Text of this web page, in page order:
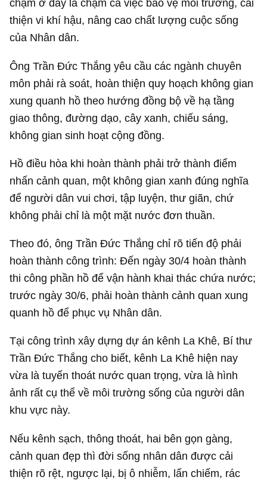
chậm ở đây là chậm cả việc bảo vệ môi trường, cải
thiện vi khí hậu, nâng cao chất lượng cuộc sống
của Nhân dân.
Ông Trần Đức Thắng yêu cầu các ngành chuyên
môn phải rà soát, hoàn thiện quy hoạch không gian
xung quanh hồ theo hướng đồng bộ về hạ tầng
giao thông, đường dạo, cây xanh, chiếu sáng,
không gian sinh hoạt cộng đồng.
Hồ điều hòa khi hoàn thành phải trở thành điểm
nhấn cảnh quan, một không gian xanh đúng nghĩa
để người dân vui chơi, tập luyện, thư giãn, chứ
không phải chỉ là một mặt nước đơn thuần.
Theo đó, ông Trần Đức Thắng chỉ rõ tiến độ phải
hoàn thành công trình: Đến ngày 30/4 hoàn thành
thi công phần hồ để vận hành khai thác chứa nước;
trước ngày 30/6, phải hoàn thành cảnh quan xung
quanh hồ để phục vụ Nhân dân.
Tại công trình xây dựng dự án kênh La Khê, Bí thư
Trần Đức Thắng cho biết, kênh La Khê hiện nay
vừa là tuyến thoát nước quan trọng, vừa là hình
ảnh rất cụ thể về môi trường sống của người dân
khu vực này.
Nếu kênh sạch, thông thoát, hai bên gọn gàng,
cảnh quan đẹp thì đời sống nhân dân được cải
thiện rõ rệt, ngược lại, bị ô nhiễm, lấn chiếm, rác